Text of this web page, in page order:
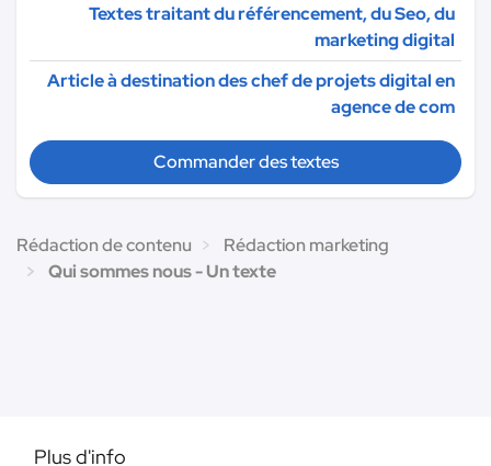
Textes traitant du référencement, du Seo, du
marketing digital
Article à destination des chef de projets digital en
agence de com
Commander des textes
Rédaction de contenu
Rédaction marketing
Qui sommes nous - Un texte
Plus d'info